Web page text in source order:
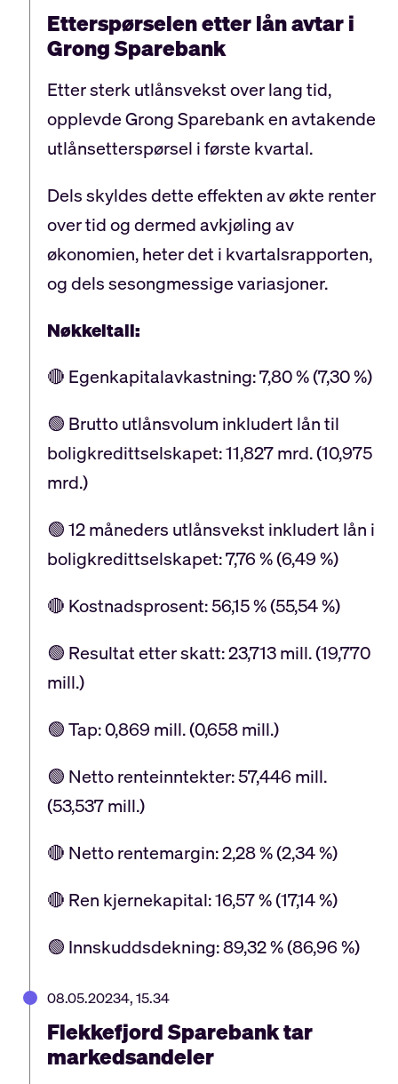
Etterspørselen etter lån avtar i
Grong Sparebank
Etter sterk utlånsvekst over lang tid,
opplevde Grong Sparebank en avtakende
utlånsetterspørsel i første kvartal.
Dels skyldes dette effekten av økte renter
over tid og dermed avkjøling av
økonomien, heter det i kvartalsrapporten,
og dels sesongmessige variasjoner.
Nøkkeltall:
🔴 Egenkapitalavkastning: 7,80 % (7,30 %)
🟢 Brutto utlånsvolum inkludert lån til
boligkredittselskapet: 11,827 mrd. (10,975
mrd.)
🟢 12 måneders utlånsvekst inkludert lån i
boligkredittselskapet: 7,76 % (6,49 %)
🔴 Kostnadsprosent: 56,15 % (55,54 %)
🟢 Resultat etter skatt: 23,713 mill. (19,770
mill.)
🟢 Tap: 0,869 mill. (0,658 mill.)
🟢 Netto renteinntekter: 57,446 mill.
(53,537 mill.)
🔴 Netto rentemargin: 2,28 % (2,34 %)
🔴 Ren kjernekapital: 16,57 % (17,14 %)
🟢 Innskuddsdekning: 89,32 % (86,96 %)
08.05.20234, 15.34
Flekkefjord Sparebank tar
markedsandeler